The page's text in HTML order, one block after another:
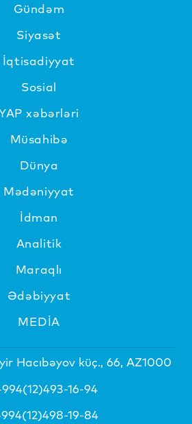
Gündəm
Siyasət
İqtisadiyyat
Sosial
xəbərləri
Müsahibə
Dünya
Mədəniyyat
İdman
Analitik
Maraqlı
Ədəbiyyat
MEDİA
Hacıbəyov küç., 66, AZ1000
16-94
19-84